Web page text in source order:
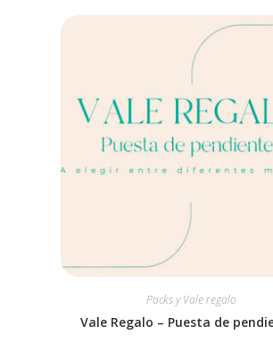
Packs y Vale regalo
Vale Regalo – Puesta de